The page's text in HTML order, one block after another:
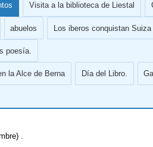
Visita a la biblioteca de Liestal
abuelos Los iberos conquistan Suiza
poesía.
la Alce de Berna Día del Libro.
.